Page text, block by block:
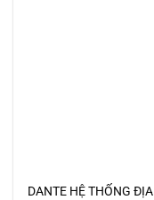
DANTE HỆ THỐNG